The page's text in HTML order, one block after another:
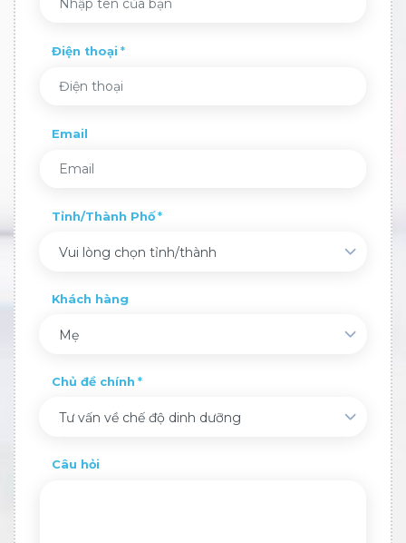
Điện thoại
Email
Tỉnh/Thành Phố
Vui lòng chọn tỉnh/thành
Khách hàng
Mẹ
Chủ đề chính
Tư vấn về chế độ dinh dưỡng
Câu hỏi